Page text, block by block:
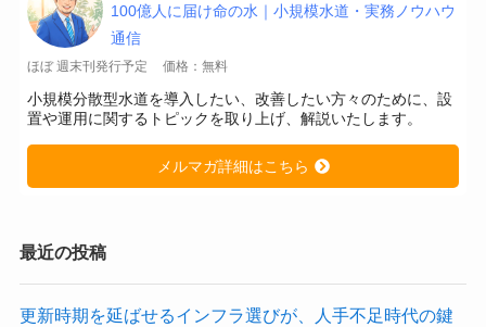
100億人に届け命の水｜小規模水道・実務ノウハウ
通信
ほぼ 週末刊発行予定 価格：無料
小規模分散型水道を導入したい、改善したい方々のために、設
置や運用に関するトピックを取り上げ、解説いたします。
メルマガ詳細はこちら
最近の投稿
更新時期を延ばせるインフラ選びが、人手不足時代の鍵